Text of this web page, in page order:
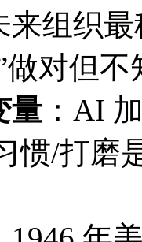
来组织
做对但
量 ：AI
惯/打磨